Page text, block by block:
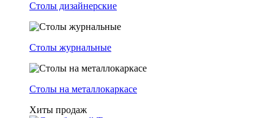
Столы дизайнерские
Столы журнальные
Столы на металлокаркасе
Хиты продаж